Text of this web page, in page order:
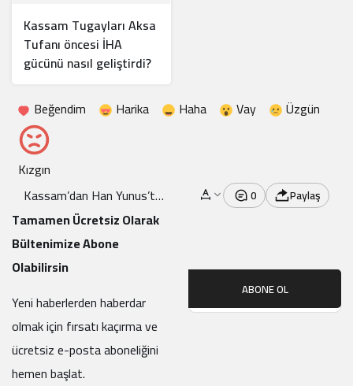
Kassam Tugayları Aksa
Tufanı öncesi İHA
gücünü nasıl geliştirdi?
Beğendim
Harika Haha Vay Üzgün
Kızgın
Kassam’dan Han Yunus’ta
Baskın: 2 Araç Imha Edildi
0 Paylaş
Tamamen Ücretsiz Olarak
Bültenimize Abone
Olabilirsin
Yeni haberlerden haberdar
olmak için fırsatı kaçırma ve
ücretsiz e-posta aboneliğini
hemen başlat.
ABONE OL